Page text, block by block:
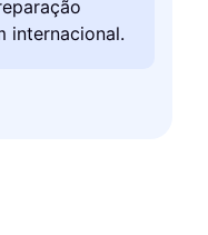
internacional.